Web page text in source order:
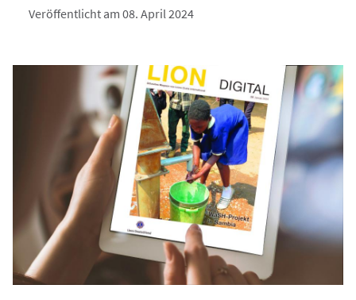
Veröffentlicht am 08. April 2024